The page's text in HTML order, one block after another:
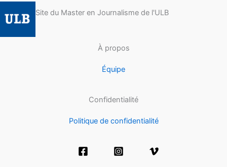
Site du Master en Journalisme de l'ULB
À propos
Équipe
Confidentialité
Politique de confidentialité